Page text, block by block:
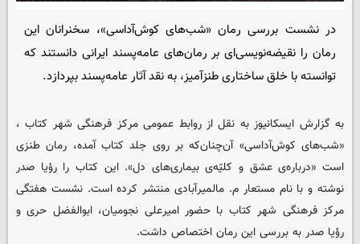
در نشست بررسی رمان «شب‌های کوش‌آداسی»، سخنرانان این
رمان را نقیضه‌نویسی‌ای بر رمان‌های عامه‌پسند ایرانی دانستند که
توانسته با خلق ساختاری طنزآمیز، به نقد آثار عامه‌پسند بپردازد.
به گزارش ایسکانیوز به نقل از روابط عمومی مرکز فرهنگی شهر کتاب ،
«شب‌های کوش‌آداسی» آن‌چنان‌که بر روی جلد کتاب آمده، رمان طنزی
است «درباره‌ی عشق و کلیّه‌ی بیماری‌های دل». این کتاب را رؤیا صدر
نوشته و با نام مستعار م. مالمیرآبادی منتشر کرده است. نشست هفتگی
مرکز فرهنگی شهر کتاب با حضور امیرعلی نجومیان، ابوالفضل حری و
رؤیا صدر به بررسی این رمان اختصاص داشت.